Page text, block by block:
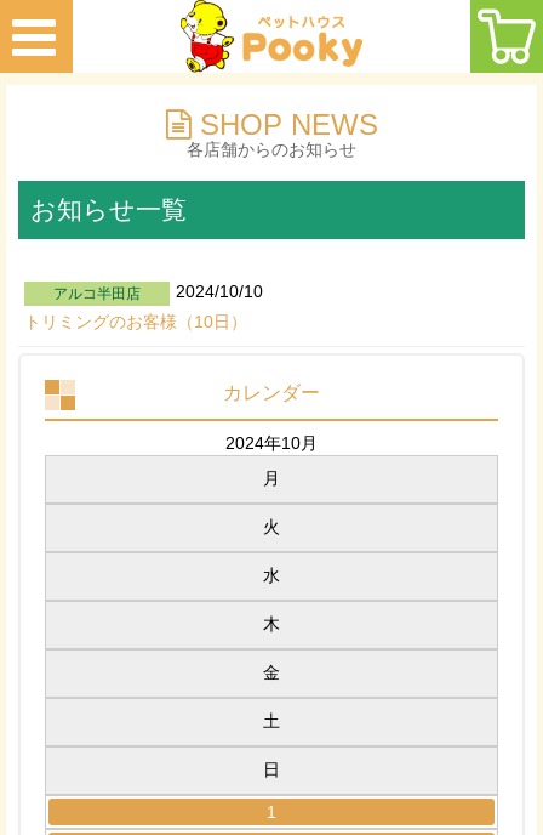
SHOP NEWS
各店舗からのお知らせ
お知らせ一覧
アルコ半田店
2024/10/10
トリミングのお客様（10日）
カレンダー
2024年10月
月
火
水
木
金
土
日
1